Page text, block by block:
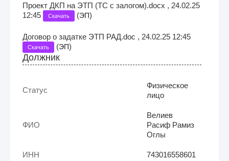
Проект ДКП на ЭТП (ТС с залогом).docx , 24.02.25
12:45
Скачать (ЭП)
Договор о задатке ЭТП РАД.doc , 24.02.25 12:45
Скачать (ЭП)
Должник
Статус
Физическое
лицо
ФИО
Велиев
Расиф Рамиз
Оглы
ИНН 743016558601